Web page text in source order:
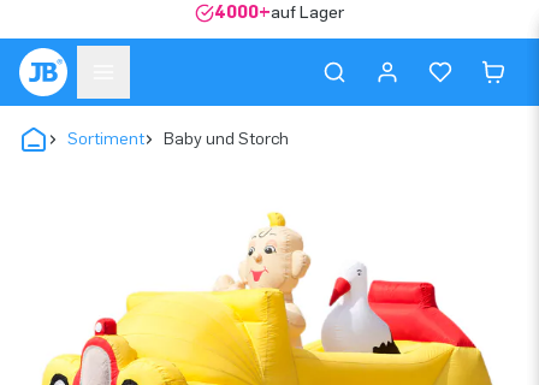
4000+auf Lager
Sortiment Baby und Storch